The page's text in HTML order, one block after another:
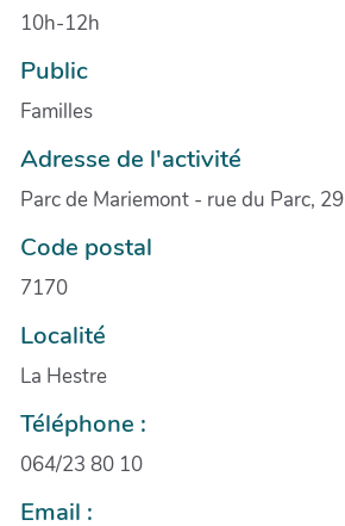
10h-12h
Public
Familles
Adresse de l'activité
Parc de Mariemont - rue du Parc, 29
Code postal
7170
Localité
La Hestre
Téléphone :
064/23 80 10
Email :